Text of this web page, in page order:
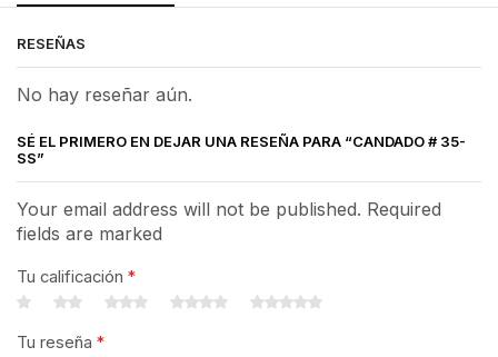
RESEÑAS
No hay reseñar aún.
SÉ EL PRIMERO EN DEJAR UNA RESEÑA PARA “CANDADO # 35-
SS”
Your email address will not be published. Required
fields are marked
Tu calificación *
Tu reseña *